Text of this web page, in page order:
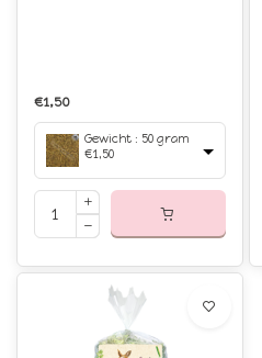
€1,50
Gewicht : 50 gram
€1,50